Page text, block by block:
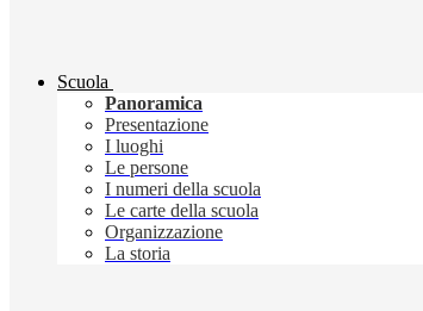
Scuola
Panoramica
Presentazione
I luoghi
Le persone
I numeri della scuola
Le carte della scuola
Organizzazione
La storia